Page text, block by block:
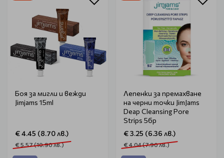
Боя за мигли и вежди
Jimjams 15ml
€ 4.45 (8.70 лв.)
€ 5.57 (10.90 лв.)
Лепенки за премахване
на черни точки JimJams
Deap Cleansing Pore
Strips 5бр
€ 3.25 (6.36 лв.)
€ 4.04 (7.90 лв.)